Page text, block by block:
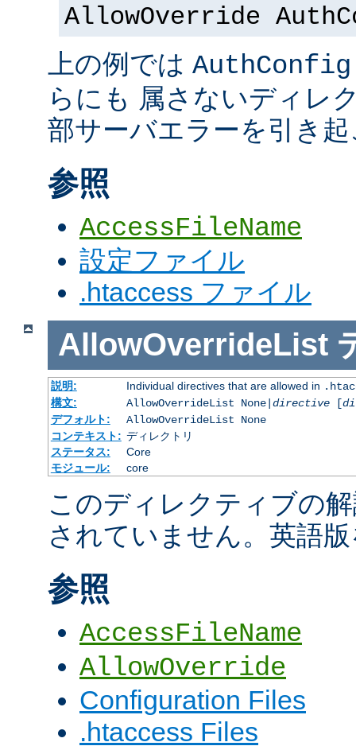
AllowOverride
上の例では AuthConfig
らにも 属さないディレ
部サーバエラーを引き
参照
AccessFileName
設定ファイル
.htaccess ファイル
AllowOverrideList
説明: Individual directives that are allowed in
構文:
AllowOverrideList None| directive[
デフォルト:
AllowOverrideList None
コンテキスト: ディレクトリ
ステータス:
Core
モジュール:
core
このディレクティブの
されていません。英語
参照
AccessFileName
AllowOverride
Configuration Files
.htaccess Files